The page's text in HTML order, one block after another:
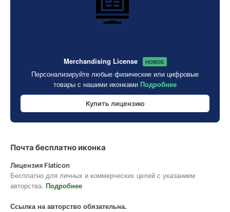
Merchandising License НОВОЕ
Персонализируйте любые физические или цифровые
товары с нашими иконками Подробнее
Купить лицензию
Почта бесплатно иконка
Лицензия Flaticon
Бесплатно для личных и коммерческих целей с указанием
авторства. Подробнее
Ссылка на авторство обязательна.